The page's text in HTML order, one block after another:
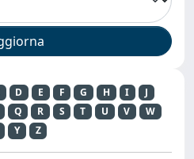
D E F G H I
J
Q R S T U V
W
Y Z